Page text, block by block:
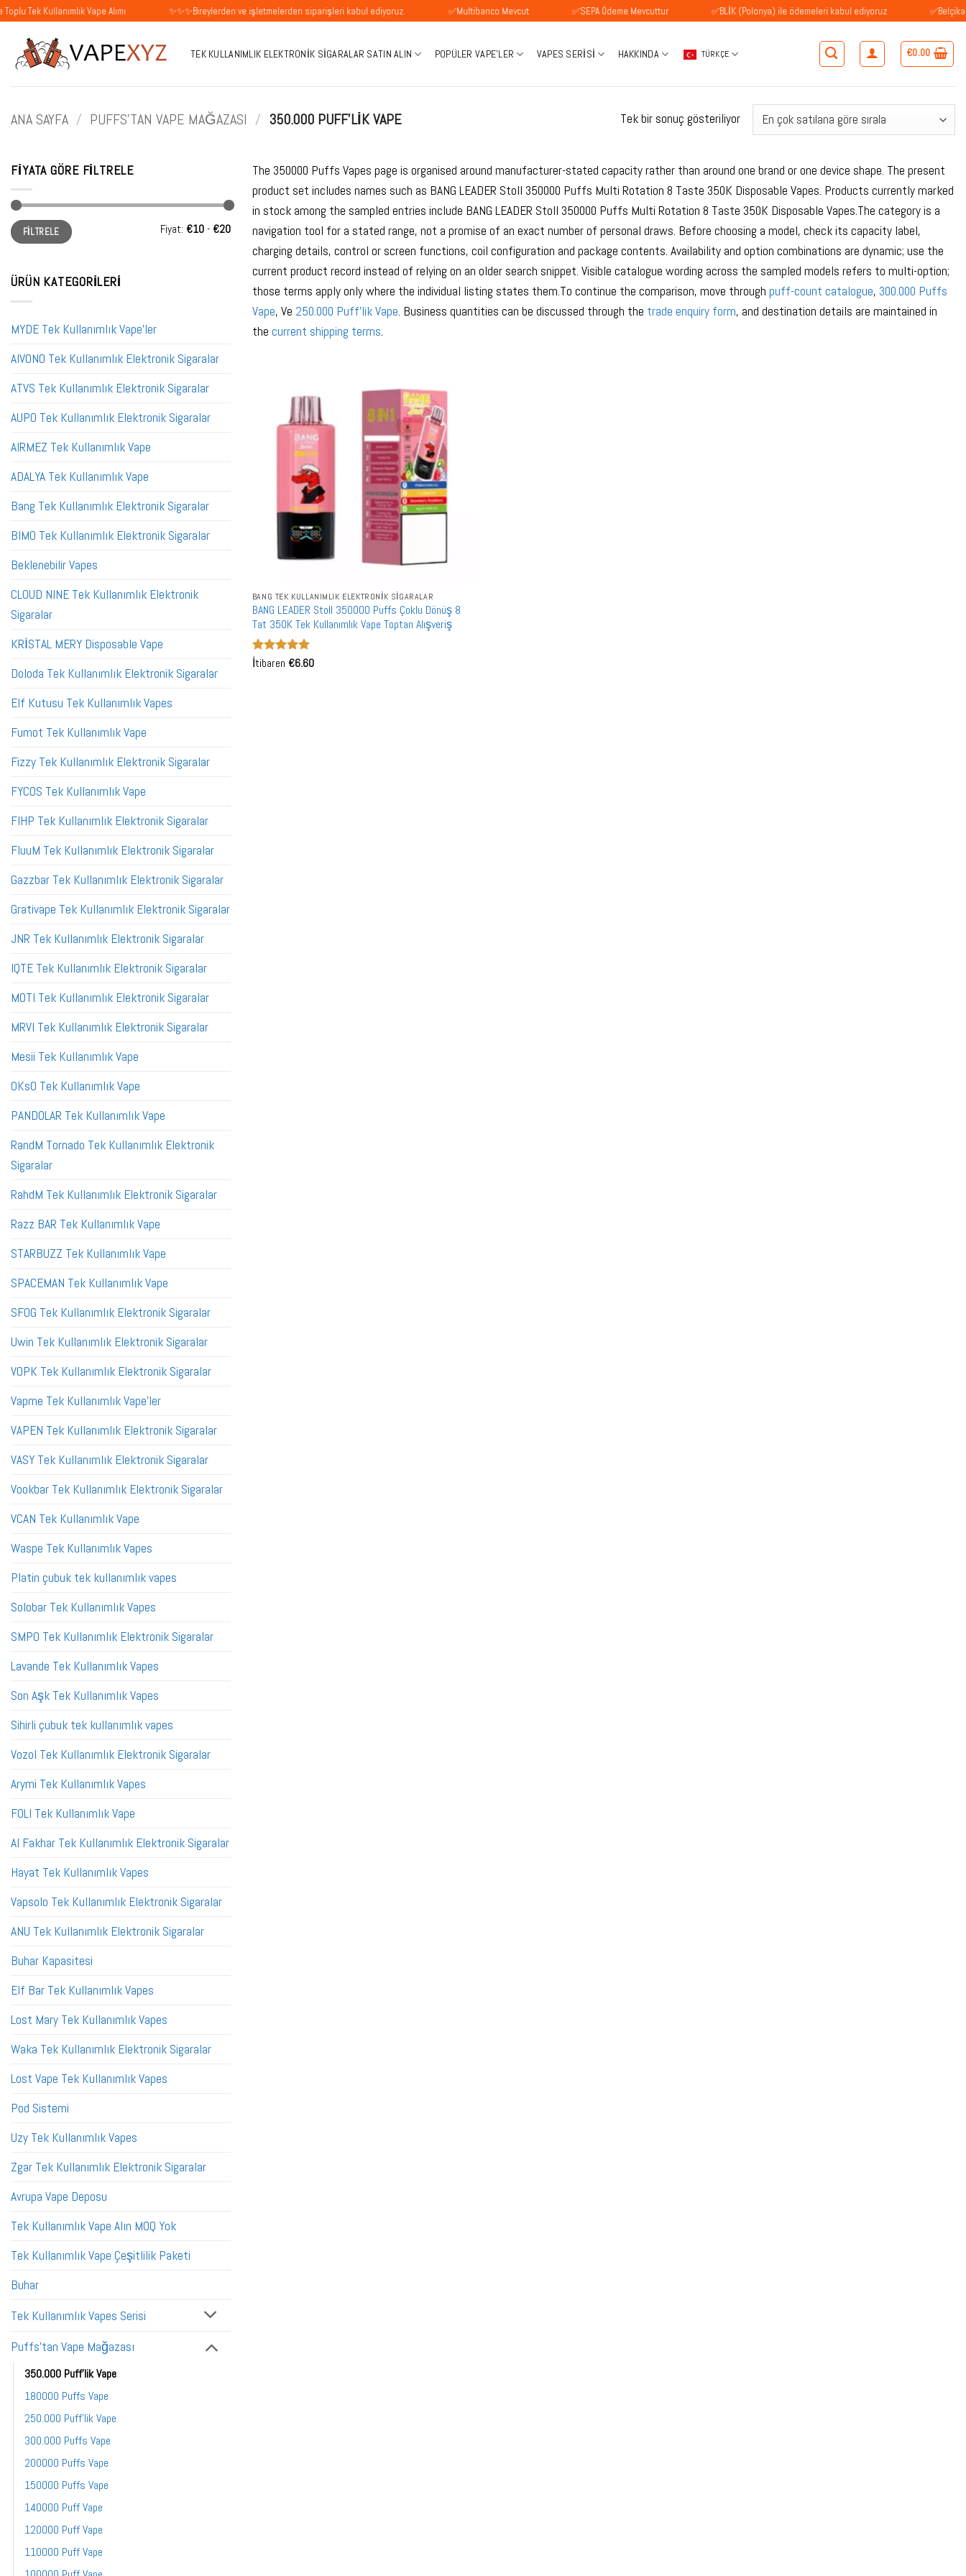
İçeriğe
Kullanımlık Vape Alımı ✨✨✨Bireylerden ve işletmelerden siparişleri kabul ediyoruz. ✅Multibanco Mevcut ✅SEPA Ödeme Mevcuttur ✅BLİK (Polonya) ile ödemeleri kabul ediyoruz ✅Belçika'daki
TEK KULLANIMLIK ELEKTRONIK SIGARALAR SATIN ALIN POPÜLER VAPE'LER VAPES SERISI HAKKINDA TÜRKÇE €0.00
ANA SAYFA / PUFFS'TAN VAPE MAĞAZASI / 350.000 PUFF'LIK VAPE Tek bir sonuç gösteriliyor
FIYATA GÖRE FILTRELE
En
düşük
fiyat
En
yüksek
fiyat
FILTRELE Fiyat: €10 - €20
ÜRÜN KATEGORILERI
MYDE Tek Kullanımlık Vape'ler
AIVONO Tek Kullanımlık Elektronik Sigaralar
ATVS Tek Kullanımlık Elektronik Sigaralar
AUPO Tek Kullanımlık Elektronik Sigaralar
AIRMEZ Tek Kullanımlık Vape
ADALYA Tek Kullanımlık Vape
Bang Tek Kullanımlık Elektronik Sigaralar
BIMO Tek Kullanımlık Elektronik Sigaralar
Beklenebilir Vapes
CLOUD NINE Tek Kullanımlık Elektronik
Sigaralar
KRİSTAL MERY Disposable Vape
Doloda Tek Kullanımlık Elektronik Sigaralar
Elf Kutusu Tek Kullanımlık Vapes
Fumot Tek Kullanımlık Vape
Fizzy Tek Kullanımlık Elektronik Sigaralar
FYCOS Tek Kullanımlık Vape
FIHP Tek Kullanımlık Elektronik Sigaralar
FluuM Tek Kullanımlık Elektronik Sigaralar
Gazzbar Tek Kullanımlık Elektronik Sigaralar
Grativape Tek Kullanımlık Elektronik Sigaralar
JNR Tek Kullanımlık Elektronik Sigaralar
IQTE Tek Kullanımlık Elektronik Sigaralar
MOTI Tek Kullanımlık Elektronik Sigaralar
MRVI Tek Kullanımlık Elektronik Sigaralar
Mesii Tek Kullanımlık Vape
OKsO Tek Kullanımlık Vape
PANDOLAR Tek Kullanımlık Vape
RandM Tornado Tek Kullanımlık Elektronik
Sigaralar
RahdM Tek Kullanımlık Elektronik Sigaralar
Razz BAR Tek Kullanımlık Vape
STARBUZZ Tek Kullanımlık Vape
SPACEMAN Tek Kullanımlık Vape
SFOG Tek Kullanımlık Elektronik Sigaralar
Uwin Tek Kullanımlık Elektronik Sigaralar
VOPK Tek Kullanımlık Elektronik Sigaralar
Vapme Tek Kullanımlık Vape'ler
VAPEN Tek Kullanımlık Elektronik Sigaralar
VASY Tek Kullanımlık Elektronik Sigaralar
Vookbar Tek Kullanımlık Elektronik Sigaralar
VCAN Tek Kullanımlık Vape
Waspe Tek Kullanımlık Vapes
Platin çubuk tek kullanımlık vapes
Solobar Tek Kullanımlık Vapes
SMPO Tek Kullanımlık Elektronik Sigaralar
Lavande Tek Kullanımlık Vapes
Son Aşk Tek Kullanımlık Vapes
Sihirli çubuk tek kullanımlık vapes
Vozol Tek Kullanımlık Elektronik Sigaralar
Arymi Tek Kullanımlık Vapes
FOLI Tek Kullanımlık Vape
Al Fakhar Tek Kullanımlık Elektronik Sigaralar
Hayat Tek Kullanımlık Vapes
Vapsolo Tek Kullanımlık Elektronik Sigaralar
ANU Tek Kullanımlık Elektronik Sigaralar
Buhar Kapasitesi
Elf Bar Tek Kullanımlık Vapes
Lost Mary Tek Kullanımlık Vapes
Waka Tek Kullanımlık Elektronik Sigaralar
Lost Vape Tek Kullanımlık Vapes
Pod Sistemi
Uzy Tek Kullanımlık Vapes
Zgar Tek Kullanımlık Elektronik Sigaralar
Avrupa Vape Deposu
Tek Kullanımlık Vape Alın MOQ Yok
Tek Kullanımlık Vape Çeşitlilik Paketi
Buhar
Tek Kullanımlık Vapes Serisi
Puffs'tan Vape Mağazası
350.000 Puff'lik Vape
180000 Puffs Vape
250.000 Puff'lik Vape
300.000 Puffs Vape
200000 Puffs Vape
150000 Puffs Vape
140000 Puff Vape
120000 Puff Vape
110000 Puff Vape
The 350000 Puffs Vapes page is organised around manufacturer-stated capacity rather than around one brand or one device shape. The present
product set includes names such as BANG LEADER Stoll 350000 Puffs Multi Rotation 8 Taste 350K Disposable Vapes. Products currently marked
in stock among the sampled entries include BANG LEADER Stoll 350000 Puffs Multi Rotation 8 Taste 350K Disposable Vapes.The category is a
navigation tool for a stated range, not a promise of an exact number of personal draws. Before choosing a model, check its capacity label,
charging details, control or screen functions, coil configuration and package contents. Availability and option combinations are dynamic; use the
current product record instead of relying on an older search snippet. Visible catalogue wording across the sampled models refers to multi-option;
those terms apply only where the individual listing states them.To continue the comparison, move through puff-count catalogue, 300.000 Puffs
Vape, Ve 250.000 Puff'lik Vape. Business quantities can be discussed through the trade enquiry form, and destination details are maintained in
the current shipping terms.
BANG TEK KULLANIMLIK ELEKTRONIK SIGARALAR
BANG LEADER Stoll 350000 Puffs Çoklu Dönüş 8
Tat 350K Tek Kullanımlık Vape Toptan Alışveriş
5 üzerinden
İtibaren €6.60